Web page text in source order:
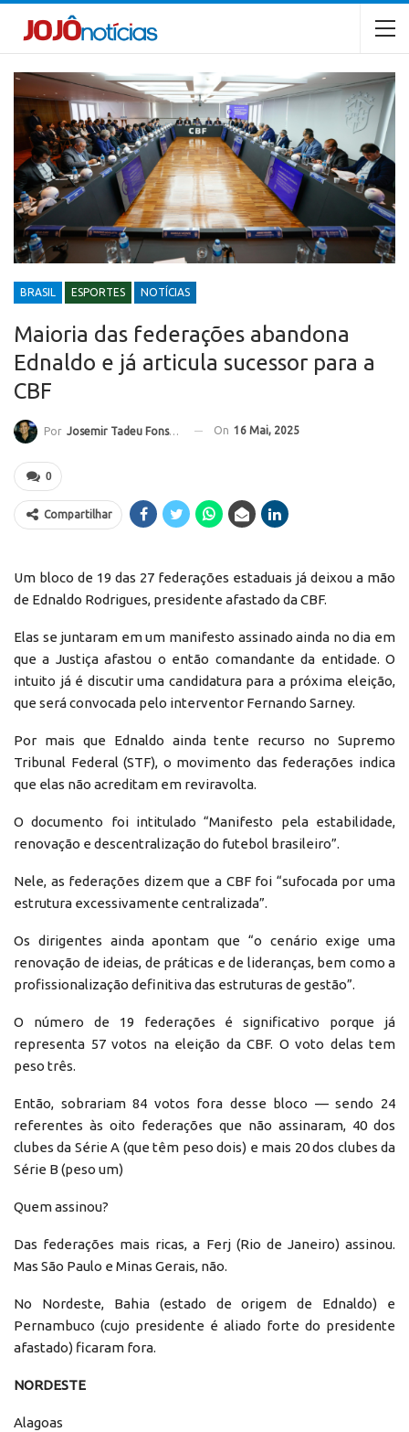
BRASIL ESPORTES NOTÍCIAS
Maioria das federações abandona
Ednaldo e já articula sucessor para a
CBF
Por Josemir Tadeu Fonseca On 16 Mai, 2025
0
Compartilhar
Um bloco de 19 das 27 federações estaduais já deixou a mão
de Ednaldo Rodrigues, presidente afastado da CBF.
Elas se juntaram em um manifesto assinado ainda no dia em
que a Justiça afastou o então comandante da entidade. O
intuito já é discutir uma candidatura para a próxima eleição,
que será convocada pelo interventor Fernando Sarney.
Por mais que Ednaldo ainda tente recurso no Supremo
Tribunal Federal (STF), o movimento das federações indica
que elas não acreditam em reviravolta.
O documento foi intitulado “Manifesto pela estabilidade,
renovação e descentralização do futebol brasileiro”.
Nele, as federações dizem que a CBF foi “sufocada por uma
estrutura excessivamente centralizada”.
Os dirigentes ainda apontam que “o cenário exige uma
renovação de ideias, de práticas e de lideranças, bem como a
profissionalização definitiva das estruturas de gestão”.
O número de 19 federações é significativo porque já
representa 57 votos na eleição da CBF. O voto delas tem
peso três.
Então, sobrariam 84 votos fora desse bloco — sendo 24
referentes às oito federações que não assinaram, 40 dos
clubes da Série A (que têm peso dois) e mais 20 dos clubes da
Série B (peso um)
Quem assinou?
Das federações mais ricas, a Ferj (Rio de Janeiro) assinou.
Mas São Paulo e Minas Gerais, não.
No Nordeste, Bahia (estado de origem de Ednaldo) e
Pernambuco (cujo presidente é aliado forte do presidente
afastado) ficaram fora.
NORDESTE
Alagoas